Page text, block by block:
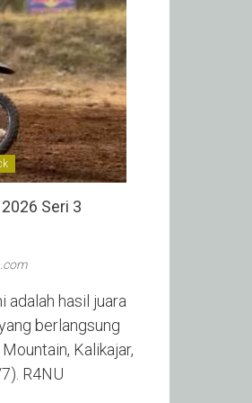
Seri 3
adalah hasil juara
berlangsung
Kalikajar,
R4NU